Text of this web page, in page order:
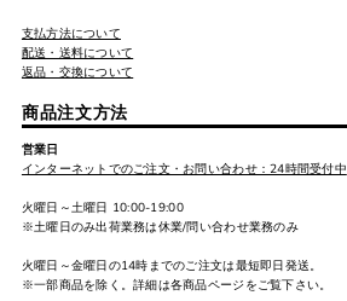
支払方法について
配送・送料について
返品・交換について
商品注文方法
営業日
インターネットでのご注文・お問い合わせ：24時間受付中
火曜日～土曜日 10:00-19:00
※土曜日のみ出荷業務は休業/問い合わせ業務のみ
火曜日～金曜日の14時までのご注文は最短即日発送。
※一部商品を除く。詳細は各商品ページをご覧下さい。